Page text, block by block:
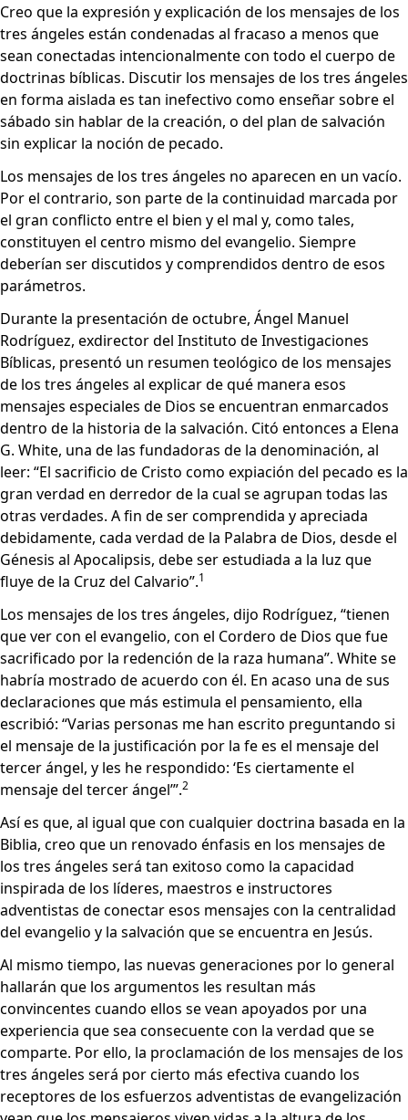
Creo que la expresión y explicación de los mensajes de los
tres ángeles están condenadas al fracaso a menos que
sean conectadas intencionalmente con todo el cuerpo de
doctrinas bíblicas. Discutir los mensajes de los tres ángeles
en forma aislada es tan inefectivo como enseñar sobre el
sábado sin hablar de la creación, o del plan de salvación
sin explicar la noción de pecado.
Los mensajes de los tres ángeles no aparecen en un vacío.
Por el contrario, son parte de la continuidad marcada por
el gran conflicto entre el bien y el mal y, como tales,
constituyen el centro mismo del evangelio. Siempre
deberían ser discutidos y comprendidos dentro de esos
parámetros.
Durante la presentación de octubre, Ángel Manuel
Rodríguez, exdirector del Instituto de Investigaciones
Bíblicas, presentó un resumen teológico de los mensajes
de los tres ángeles al explicar de qué manera esos
mensajes especiales de Dios se encuentran enmarcados
dentro de la historia de la salvación. Citó entonces a Elena
G. White, una de las fundadoras de la denominación, al
leer: “El sacrificio de Cristo como expiación del pecado es la
gran verdad en derredor de la cual se agrupan todas las
otras verdades. A fin de ser comprendida y apreciada
debidamente, cada verdad de la Palabra de Dios, desde el
Génesis al Apocalipsis, debe ser estudiada a la luz que
fluye de la Cruz del Calvario”.1
Los mensajes de los tres ángeles, dijo Rodríguez, “tienen
que ver con el evangelio, con el Cordero de Dios que fue
sacrificado por la redención de la raza humana”. White se
habría mostrado de acuerdo con él. En acaso una de sus
declaraciones que más estimula el pensamiento, ella
escribió: “Varias personas me han escrito preguntando si
el mensaje de la justificación por la fe es el mensaje del
tercer ángel, y les he respondido: ‘Es ciertamente el
mensaje del tercer ángel’”.2
Así es que, al igual que con cualquier doctrina basada en la
Biblia, creo que un renovado énfasis en los mensajes de
los tres ángeles será tan exitoso como la capacidad
inspirada de los líderes, maestros e instructores
adventistas de conectar esos mensajes con la centralidad
del evangelio y la salvación que se encuentra en Jesús.
Al mismo tiempo, las nuevas generaciones por lo general
hallarán que los argumentos les resultan más
convincentes cuando ellos se vean apoyados por una
experiencia que sea consecuente con la verdad que se
comparte. Por ello, la proclamación de los mensajes de los
tres ángeles será por cierto más efectiva cuando los
receptores de los esfuerzos adventistas de evangelización